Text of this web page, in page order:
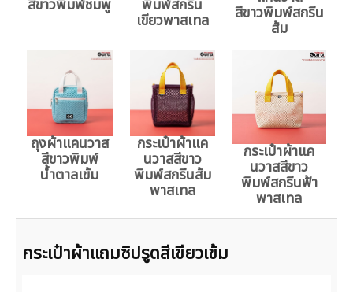
สีขาวพิมพ์ชมพู พิมพ์สกรีน
เขียวพาสเทล สีขาวพิมพ์สกรีน
ส้ม
ถุงผ้าแคนวาส
สีขาวพิมพ์
น้ำตาลเข้ม
กระเป๋าผ้าแค
นวาสสีขาว
พิมพ์สกรีนส้ม
พาสเทล
กระเป๋าผ้าแค
นวาสสีขาว
พิมพ์สกรีนฟ้า
พาสเทล
กระเป๋าผ้าแถมซิปรูดสีเขียวเข้ม